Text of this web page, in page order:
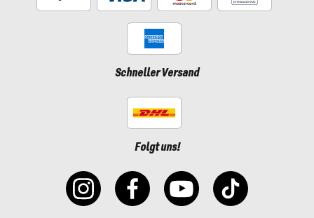
Schneller Versand
Folgt uns!